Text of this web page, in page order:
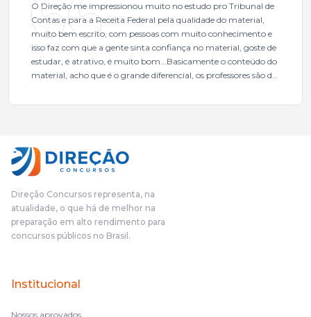
O Direção me impressionou muito no estudo pro Tribunal de
Contas e para a Receita Federal pela qualidade do material,
muito bem escrito, com pessoas com muito conhecimento e
isso faz com que a gente sinta confiança no material, goste de
estudar, é atrativo, é muito bom...Basicamente o conteúdo do
material, acho que é o grande diferencial, os professores são de
mais excelentes cargos da administração pública.Eu sempre
fundamental na minha derrota no ano passado para que eu
pudesse enxergar o que eu errei e corrigir minha rota.E além
das aulas vocês(Direção Concursos), que fizeram um
o aluno, além de ter que estudar, ele tem que perder tempo
fazendo um cronograma, num pós- edital é muito
complicado, é uma avalanche de informação, então vocês
terem feito isso é muito bacana, porque quando eu me sentia
no volume de matérias.
Direção Concursos representa, na
atualidade, o que há de melhor na
preparação em alto rendimento para
concursos públicos no Brasil.
Institucional
Nossos aprovados